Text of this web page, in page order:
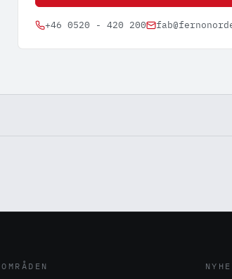
+46 0520 - 420 200
OMRÅDEN